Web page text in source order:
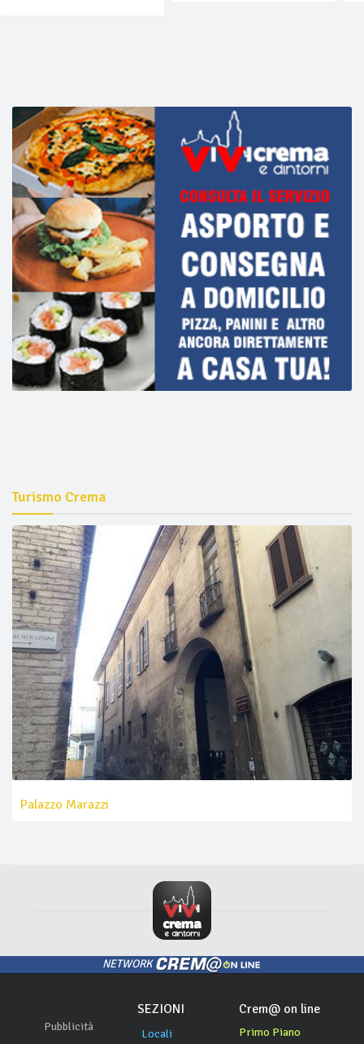
Turismo Crema
Palazzo Marazzi
NETWORK
Pubblicità
SEZIONI
Locali
Crem@ on line
Primo Piano